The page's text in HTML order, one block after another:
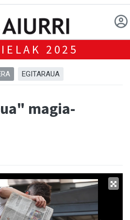
2025
EGITARAUA
magia-